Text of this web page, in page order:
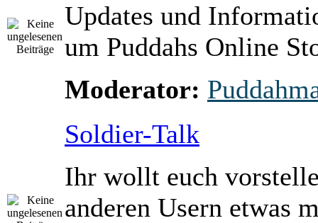
Updates und
um Puddahs Online
Moderator:
Soldier-Talk
Ihr wollt euch
anderen Usern etwas